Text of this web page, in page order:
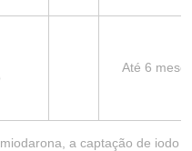
Até 6
a captação de iodo